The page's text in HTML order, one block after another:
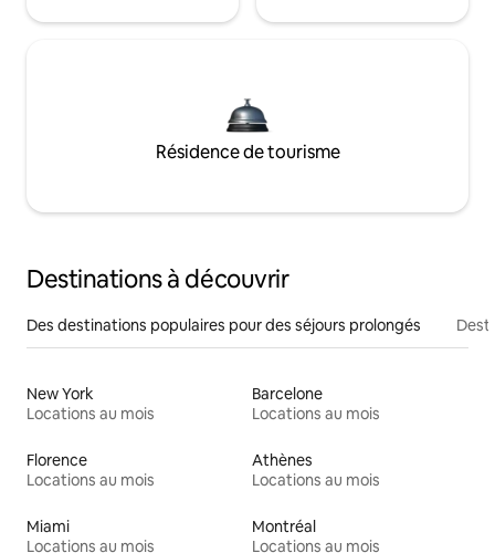
Résidence de tourisme
Destinations à découvrir
Des destinations populaires pour des séjours prolongés
New York
Locations au mois
Barcelone
Locations au mois
Florence
Locations au mois
Athènes
Locations au mois
Miami
Locations au mois
Montréal
Locations au mois